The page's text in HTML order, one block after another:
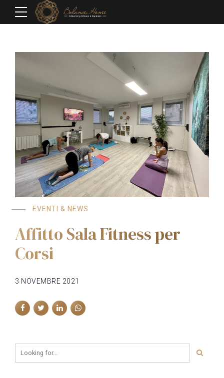
EVENTI & NEWS
Affitto Sala Fitness per
Corsi
3 NOVEMBRE 2021